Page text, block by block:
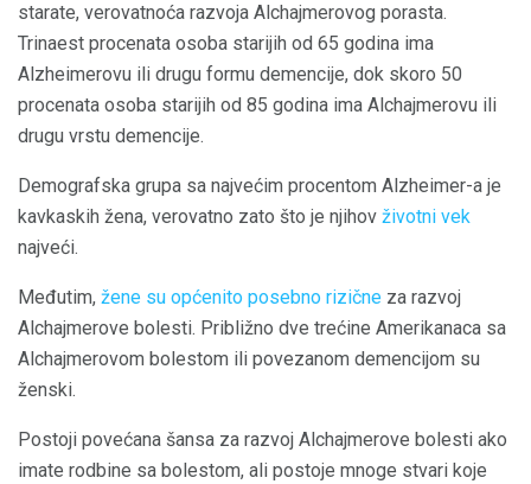
starate, verovatnoća razvoja Alchajmerovog porasta.
Trinaest procenata osoba starijih od 65 godina ima
Alzheimerovu ili drugu formu demencije, dok skoro 50
procenata osoba starijih od 85 godina ima Alchajmerovu ili
drugu vrstu demencije.
Demografska grupa sa najvećim procentom Alzheimer-a je
kavkaskih žena, verovatno zato što je njihov životni vek
najveći.
Međutim, žene su općenito posebno rizične za razvoj
Alchajmerove bolesti. Približno dve trećine Amerikanaca sa
Alchajmerovom bolestom ili povezanom demencijom su
ženski.
Postoji povećana šansa za razvoj Alchajmerove bolesti ako
imate rodbine sa bolestom, ali postoje mnoge stvari koje